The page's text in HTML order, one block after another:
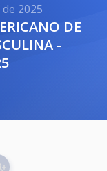
2025
-